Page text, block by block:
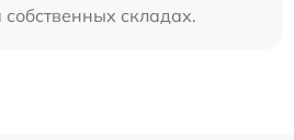
складах.